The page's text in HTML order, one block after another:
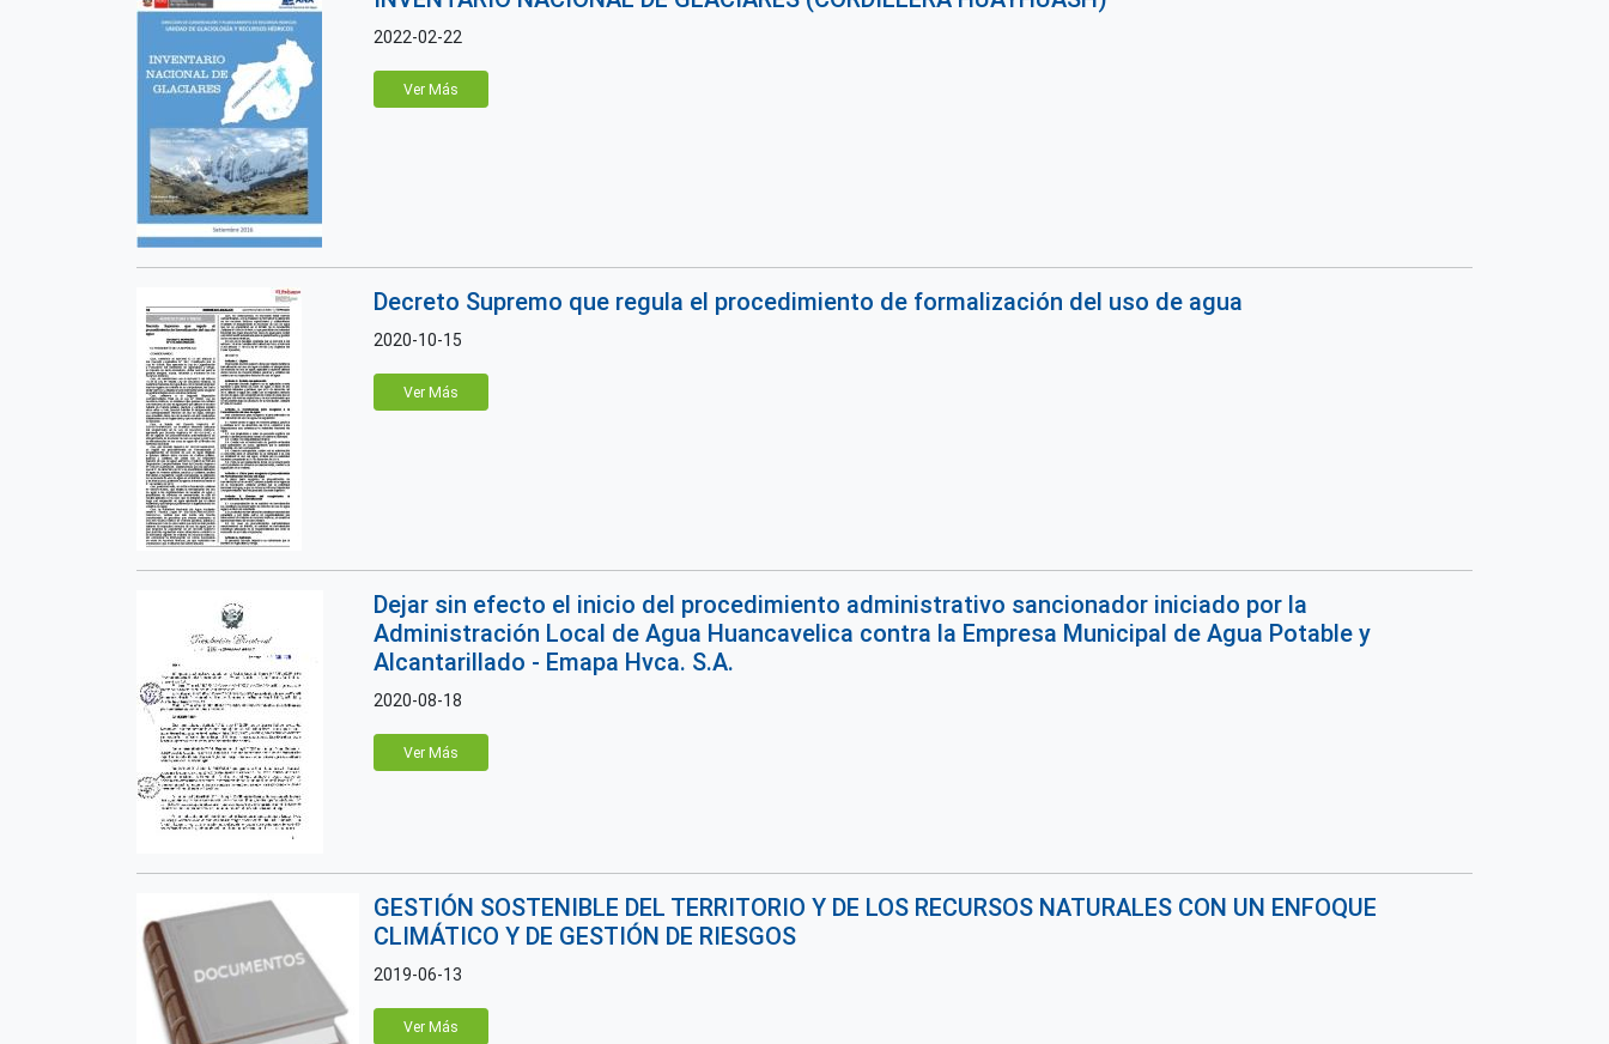
2022-02-22
Ver Más
Decreto Supremo que regula el procedimiento de formalización del uso de agua
2020-10-15
Ver Más
Dejar sin efecto el inicio del procedimiento administrativo sancionador iniciado por la
Administración Local de Agua Huancavelica contra la Empresa Municipal de Agua Potable y
Alcantarillado - Emapa Hvca. S.A.
2020-08-18
Ver Más
GESTIÓN SOSTENIBLE DEL TERRITORIO Y DE LOS RECURSOS NATURALES CON UN ENFOQUE
CLIMÁTICO Y DE GESTIÓN DE RIESGOS
2019-06-13
Ver Más